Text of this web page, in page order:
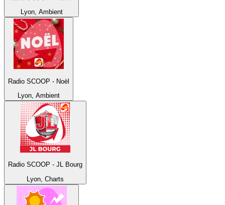
Lyon, Ambient
Radio SCOOP - Noël
Lyon, Ambient
Radio SCOOP - JL Bourg
Lyon, Charts